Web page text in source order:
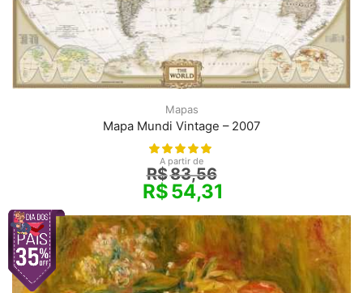
Mapas
Mapa Mundi Vintage – 2007
A partir de
R$83,56
R$54,31